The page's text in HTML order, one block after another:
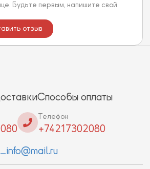
Будьте первым, напишите свой
отзыв
Способы оплаты
Телефон
+74217302080